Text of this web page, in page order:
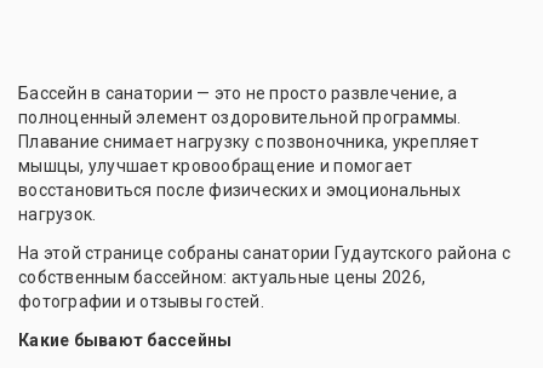
Бассейн в санатории — это не просто развлечение, а
полноценный элемент оздоровительной программы.
Плавание снимает нагрузку с позвоночника, укрепляет
мышцы, улучшает кровообращение и помогает
восстановиться после физических и эмоциональных
нагрузок.
На этой странице собраны санатории Гудаутского района с
собственным бассейном: актуальные цены 2026,
фотографии и отзывы гостей.
Какие бывают бассейны